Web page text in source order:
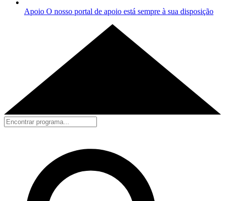
Apoio O nosso portal de apoio está sempre à sua disposição